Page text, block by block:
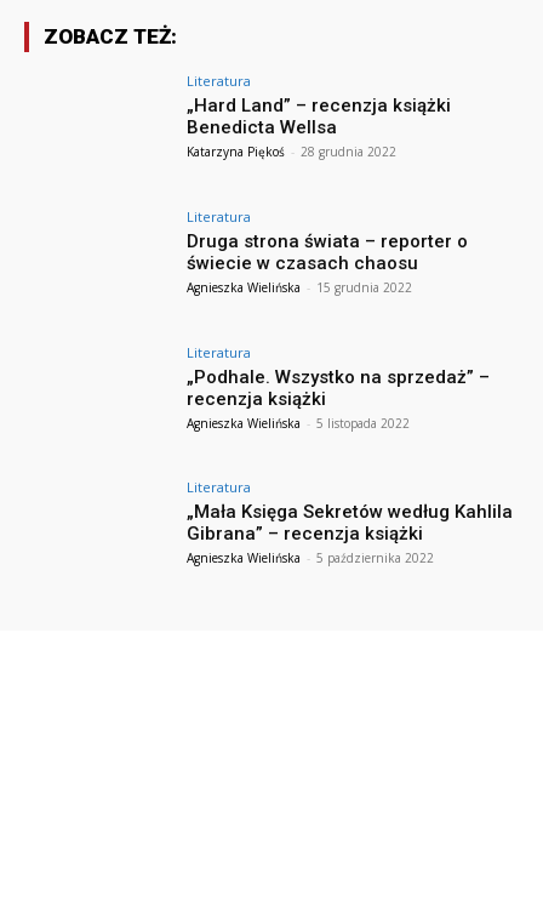
ZOBACZ TEŻ:
Literatura
„Hard Land” – recenzja książki
Benedicta Wellsa
Katarzyna Piękoś - 28 grudnia 2022
Literatura
Druga strona świata – reporter o
świecie w czasach chaosu
Agnieszka Wielińska - 15 grudnia 2022
Literatura
„Podhale. Wszystko na sprzedaż” –
recenzja książki
Agnieszka Wielińska - 5 listopada 2022
Literatura
„Mała Księga Sekretów według Kahlila
Gibrana” – recenzja książki
Agnieszka Wielińska - 5 października 2022